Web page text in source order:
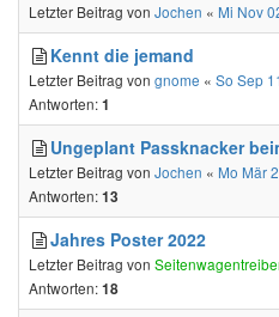
Letzter Beitrag von Jochen « Mi Nov
Kennt die jemand
Letzter Beitrag von gnome « So Sep
Antworten:1
Ungeplant Passknacker
Letzter Beitrag von Jochen « Mo Mär
Antworten:13
Jahres Poster 2022
Letzter Beitrag von
Antworten:18